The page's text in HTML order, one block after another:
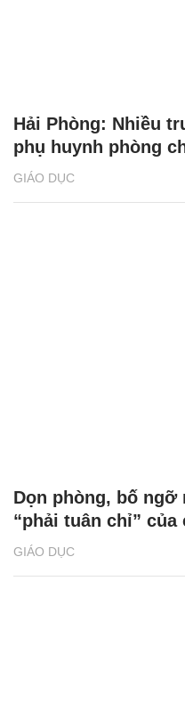
GIÁO DỤC
Hải Phòng: Nhiều
phụ huynh phòng
GIÁO DỤC
Dọn phòng, bố ngỡ
“phải tuân chỉ”